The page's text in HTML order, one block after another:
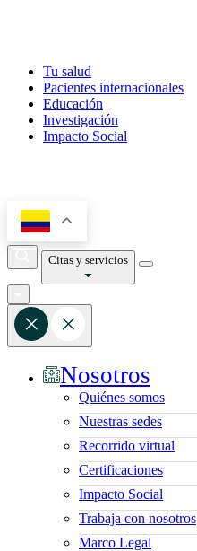
Tu salud
Pacientes internacionales
Educación
Investigación
Impacto Social
Citas y servicios
Nosotros
Quiénes somos
Nuestras sedes
Recorrido virtual
Certificaciones
Impacto Social
Trabaja con nosotros
Marco Legal